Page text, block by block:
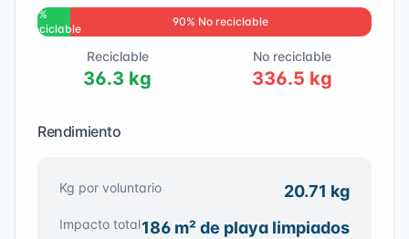
10%
Reciclable
90% No reciclable
Reciclable
36.3 kg
No reciclable
336.5 kg
Rendimiento
Kg por voluntario 20.71 kg
Impacto total186 m² de playa limpiados